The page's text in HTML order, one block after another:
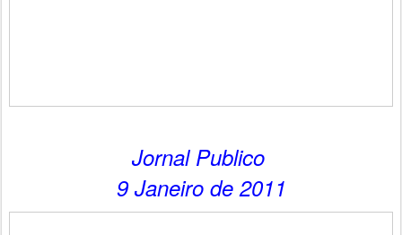
Jornal Publico
9 Janeiro de 2011